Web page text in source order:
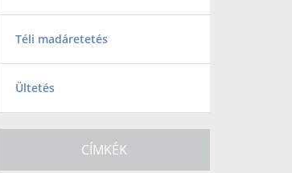
Téli madáretetés
Ültetés
CÍMKÉK